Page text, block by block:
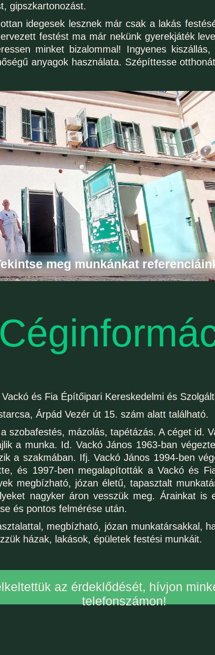
gipszkartonozást.
idegesek lesznek már csak a lakás
festést ma már nekünk gyerekjáték
minket bizalommal! Ingyenes
anyagok használata. Szépíttesse
meg munkánkat
és Fia Építőipari Kereskedelmi és
Árpád Vezér út 15. szám alatt található.
szobafestés, mázolás, tapétázás. A céget id.
a munka. Id. Vackó János 1963-ban
a szakmában. Ifj. Vackó János 1994-ben
és 1997-ben megalapították a Vackó és
megbízható, józan életű, tapasztalt
nagyker áron vesszük meg. Árainkat is
és pontos felmérése után.
megbízható, józan munkatársakkal,
házak, lakások, épületek festési munkáit.
az érdeklődését, hívjon
telefonszámon!